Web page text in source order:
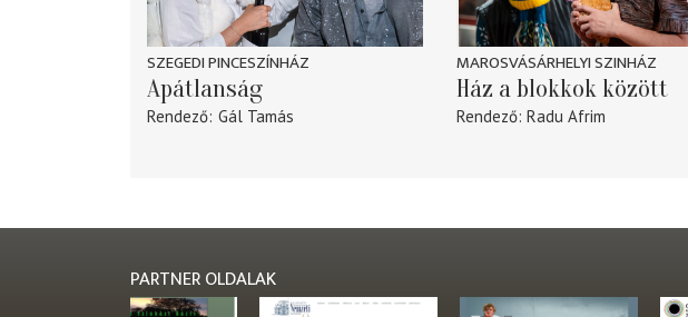
SZEGEDI PINCESZÍNHÁZ
Apátlanság
Rendező Gál Tamás
MAROSVÁSÁRHELYI SZINHÁZ
Ház a blokkok között
Rendező Radu Afrim
PARTNER OLDALAK